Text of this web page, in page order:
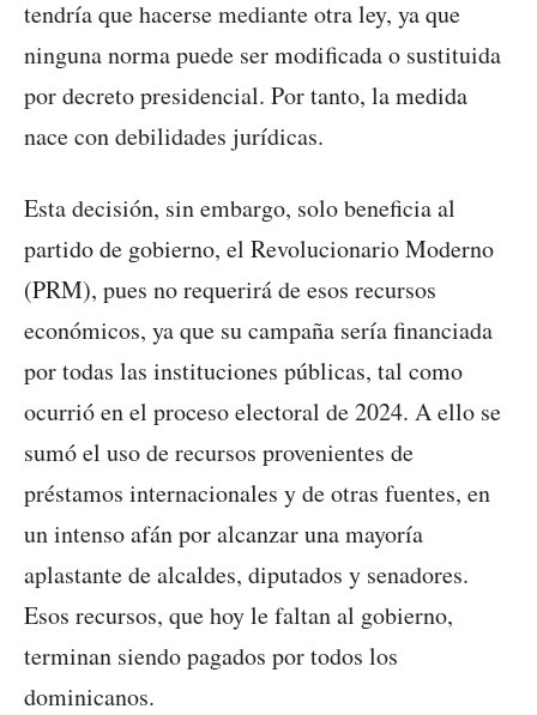
tendría que hacerse mediante otra ley, ya que
ninguna norma puede ser modificada o sustituida
por decreto presidencial. Por tanto, la medida
nace con debilidades jurídicas.
Esta decisión, sin embargo, solo beneficia al
partido de gobierno, el Revolucionario Moderno
(PRM), pues no requerirá de esos recursos
económicos, ya que su campaña sería financiada
por todas las instituciones públicas, tal como
ocurrió en el proceso electoral de 2024. A ello se
sumó el uso de recursos provenientes de
préstamos internacionales y de otras fuentes, en
un intenso afán por alcanzar una mayoría
aplastante de alcaldes, diputados y senadores.
Esos recursos, que hoy le faltan al gobierno,
terminan siendo pagados por todos los
dominicanos.